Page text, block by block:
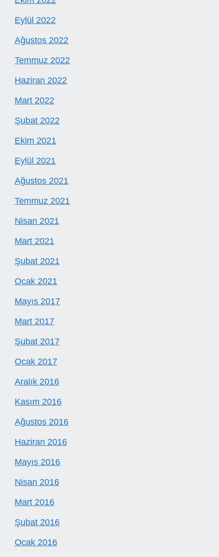
Eylül 2022
Ağustos 2022
Temmuz 2022
Haziran 2022
Mart 2022
Şubat 2022
Ekim 2021
Eylül 2021
Ağustos 2021
Temmuz 2021
Nisan 2021
Mart 2021
Şubat 2021
Ocak 2021
Mayıs 2017
Mart 2017
Şubat 2017
Ocak 2017
Aralık 2016
Kasım 2016
Ağustos 2016
Haziran 2016
Mayıs 2016
Nisan 2016
Mart 2016
Şubat 2016
Ocak 2016